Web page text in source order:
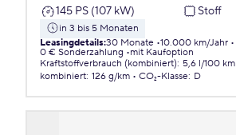
145 PS (107 kW)
Stoff
in 3 bis 5 Monaten
Leasingdetails:30 Monate 10.000 km/Jahr
0 € Sonderzahlung
mit Kaufoption
Kraftstoffverbrauch (kombiniert): 5,6 l/100 km
kombiniert: 126 g/km CO₂-Klasse: D